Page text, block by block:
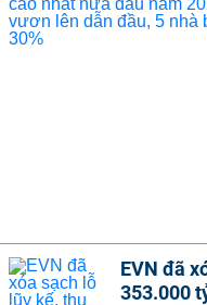
EVN đã
353.000